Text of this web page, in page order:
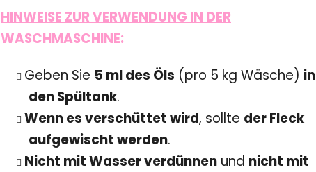
HINWEISE ZUR VERWENDUNG IN DER
WASCHMASCHINE:
Geben Sie 5 ml des Öls (pro 5 kg Wäsche) in
den Spültank.
Wenn es verschüttet wird, sollte der Fleck
aufgewischt werden.
Nicht mit Wasser verdünnen und nicht mit